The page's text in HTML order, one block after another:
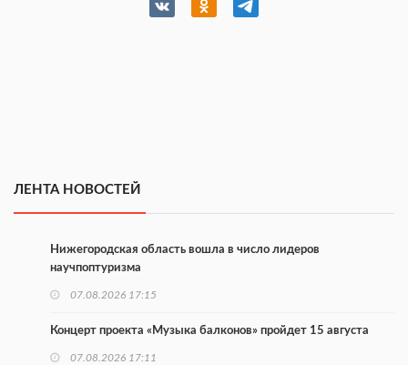
ЛЕНТА НОВОСТЕЙ
Нижегородская область вошла в число лидеров
научпоптуризма
07.08.2026 17:15
Концерт проекта «Музыка балконов» пройдет 15 августа
07.08.2026 17:11